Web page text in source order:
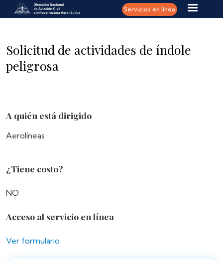
Pasar al contenido principal Servicios en línea
Solicitud de actividades de índole
peligrosa
A quién está dirigido
Aerolíneas
¿Tiene costo?
NO
Acceso al servicio en línea
Ver formulario